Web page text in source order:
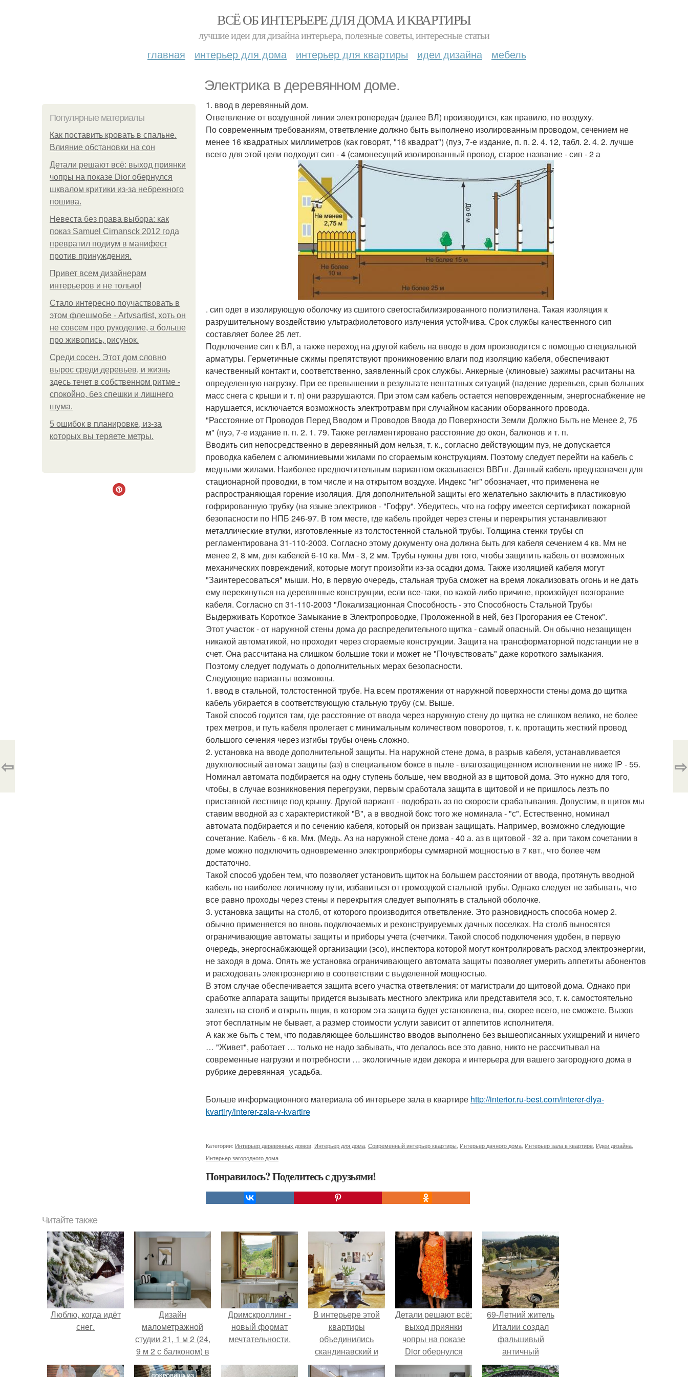
ВСЁ ОБ ИНТЕРЬЕРЕ ДЛЯ ДОМА И КВАРТИРЫ
лучшие идеи для дизайна интерьера, полезные советы, интересные статьи
главная интерьер для дома интерьер для квартиры идеи дизайна мебель
Электрика в деревянном доме.
Популярные материалы
Как поставить кровать в спальне.
Влияние обстановки на сон
Детали решают всё: выход приянки
чопры на показе Dior обернулся
шквалом критики из-за небрежного
пошива.
Невеста без права выбора: как
показ Samuel Cirnansck 2012 года
превратил подиум в манифест
против принуждения.
Привет всем дизайнерам
интерьеров и не только!
Стало интересно поучаствовать в
этом флешмобе - Artvsartist, хоть он
не совсем про рукоделие, а больше
про живопись, рисунок.
Среди сосен. Этот дом словно
вырос среди деревьев, и жизнь
здесь течет в собственном ритме -
спокойно, без спешки и лишнего
шума.
5 ошибок в планировке, из-за
которых вы теряете метры.
1. ввод в деревянный дом.
Ответвление от воздушной линии электропередач (далее ВЛ) производится, как правило, по воздуху.
По современным требованиям, ответвление должно быть выполнено изолированным проводом, сечением не
менее 16 квадратных миллиметров (как говорят, "16 квадрат") (пуэ, 7-е издание, п. п. 2. 4. 12, табл. 2. 4. 2. лучше
всего для этой цели подходит сип - 4 (самонесущий изолированный провод, старое название - сип - 2 а
. сип одет в изолирующую оболочку из сшитого светостабилизированного полиэтилена. Такая изоляция к
разрушительному воздействию ультрафиолетового излучения устойчива. Срок службы качественного сип
составляет более 25 лет.
Подключение сип к ВЛ, а также переход на другой кабель на вводе в дом производится с помощью специальной
арматуры. Герметичные сжимы препятствуют проникновению влаги под изоляцию кабеля, обеспечивают
качественный контакт и, соответственно, заявленный срок службы. Анкерные (клиновые) зажимы расчитаны на
определенную нагрузку. При ее превышении в результате нештатных ситуаций (падение деревьев, срыв больших
масс снега с крыши и т. п) они разрушаются. При этом сам кабель остается неповрежденным, энергоснабжение не
нарушается, исключается возможность электротравм при случайном касании оборванного провода.
"Расстояние от Проводов Перед Вводом и Проводов Ввода до Поверхности Земли Должно Быть не Менее 2, 75
м" (пуэ, 7-е издание п. п. 2. 1. 79. Также регламентировано расстояние до окон, балконов и т. п.
Вводить сип непосредственно в деревянный дом нельзя, т. к., согласно действующим пуэ, не допускается
проводка кабелем с алюминиевыми жилами по сгораемым конструкциям. Поэтому следует перейти на кабель с
медными жилами. Наиболее предпочтительным вариантом оказывается ВВГнг. Данный кабель предназначен для
стационарной проводки, в том числе и на открытом воздухе. Индекс "нг" обозначает, что применена не
распространяющая горение изоляция. Для дополнительной защиты его желательно заключить в пластиковую
гофрированную трубку (на языке электриков - "Гофру". Убедитесь, что на гофру имеется сертификат пожарной
безопасности по НПБ 246-97. В том месте, где кабель пройдет через стены и перекрытия устанавливают
металлические втулки, изготовленные из толстостенной стальной трубы. Толщина стенки трубы сп
регламентирована 31-110-2003. Согласно этому документу она должна быть для кабеля сечением 4 кв. Мм не
менее 2, 8 мм, для кабелей 6-10 кв. Мм - 3, 2 мм. Трубы нужны для того, чтобы защитить кабель от возможных
механических повреждений, которые могут произойти из-за осадки дома. Также изоляцией кабеля могут
"Заинтересоваться" мыши. Но, в первую очередь, стальная труба сможет на время локализовать огонь и не дать
ему перекинуться на деревянные конструкции, если все-таки, по какой-либо причине, произойдет возгорание
кабеля. Согласно сп 31-110-2003 "Локализационная Способность - это Способность Стальной Трубы
Выдерживать Короткое Замыкание в Электропроводке, Проложенной в ней, без Прогорания ее Стенок".
Этот участок - от наружной стены дома до распределительного щитка - самый опасный. Он обычно незащищен
никакой автоматикой, но проходит через сгораемые конструкции. Защита на трансформаторной подстанции не в
счет. Она рассчитана на слишком большие токи и может не "Почувствовать" даже короткого замыкания.
Поэтому следует подумать о дополнительных мерах безопасности.
Следующие варианты возможны.
1. ввод в стальной, толстостенной трубе. На всем протяжении от наружной поверхности стены дома до щитка
кабель убирается в соответствующую стальную трубу (см. Выше.
Такой способ годится там, где расстояние от ввода через наружную стену до щитка не слишком велико, не более
трех метров, и путь кабеля пролегает с минимальным количеством поворотов, т. к. протащить жесткий провод
большого сечения через изгибы трубы очень сложно.
2. установка на вводе дополнительной защиты. На наружной стене дома, в разрыв кабеля, устанавливается
двухполюсный автомат защиты (аз) в специальном боксе в пыле - влагозащищенном исполнении не ниже IP - 55.
Номинал автомата подбирается на одну ступень больше, чем вводной аз в щитовой дома. Это нужно для того,
чтобы, в случае возникновения перегрузки, первым сработала защита в щитовой и не пришлось лезть по
приставной лестнице под крышу. Другой вариант - подобрать аз по скорости срабатывания. Допустим, в щиток мы
ставим вводной аз с характеристикой "В", а в вводной бокс того же номинала - "с". Естественно, номинал
автомата подбирается и по сечению кабеля, который он призван защищать. Например, возможно следующие
сочетание. Кабель - 6 кв. Мм. (Медь. Аз на наружной стене дома - 40 а. аз в щитовой - 32 а. при таком сочетании в
доме можно подключить одновременно электроприборы суммарной мощностью в 7 квт., что более чем
достаточно.
Такой способ удобен тем, что позволяет установить щиток на большем расстоянии от ввода, протянуть вводной
кабель по наиболее логичному пути, избавиться от громоздкой стальной трубы. Однако следует не забывать, что
все равно проходы через стены и перекрытия следует выполнять в стальной оболочке.
3. установка защиты на столб, от которого производится ответвление. Это разновидность способа номер 2.
обычно применяется во вновь подключаемых и реконструируемых дачных поселках. На столб выносятся
ограничивающие автоматы защиты и приборы учета (счетчики. Такой способ подключения удобен, в первую
очередь, энергоснабжающей организации (эсо), инспектора которой могут контролировать расход электроэнергии,
не заходя в дома. Опять же установка ограничивающего автомата защиты позволяет умерить аппетиты абонентов
и расходовать электроэнергию в соответствии с выделенной мощностью.
В этом случае обеспечивается защита всего участка ответвления: от магистрали до щитовой дома. Однако при
сработке аппарата защиты придется вызывать местного электрика или представителя эсо, т. к. самостоятельно
залезть на столб и открыть ящик, в котором эта защита будет установлена, вы, скорее всего, не сможете. Вызов
этот бесплатным не бывает, а размер стоимости услуги зависит от аппетитов исполнителя.
А как же быть с тем, что подавляющее большинство вводов выполнено без вышеописанных ухищрений и ничего
… "Живет", работает … только не надо забывать, что делалось все это давно, никто не рассчитывал на
современные нагрузки и потребности … экологичные идеи декора и интерьера для вашего загородного дома в
рубрике деревянная_усадьба.
Больше информационного материала об интерьере зала в квартире http://interior.ru-best.com/interer-dlya-
kvartiry/interer-zala-v-kvartire
Категории: Интерьер деревянных домов Интерьер для дома Современный интерьер квартиры Интерьер дачного дома Интерьер зала в квартире Идеи дизайна
Интерьер загородного дома
Понравилось? Поделитесь с друзьями!
⇦ ⇨
Читайте также
Люблю, когда идёт
снег.
Дизайн
малометражной
студии 21, 1 м 2 (24,
9 м 2 с балконом) в
Краснодаре.
Дримскроллинг -
новый формат
мечтательности.
В интерьере этой
квартиры
объединились
скандинавский и
колониальный
Детали решают всё:
выход приянки
чопры на показе
Dior обернулся
шквалом критики
69-Летний житель
Италии создал
фальшивый
античный
амфитеатр и